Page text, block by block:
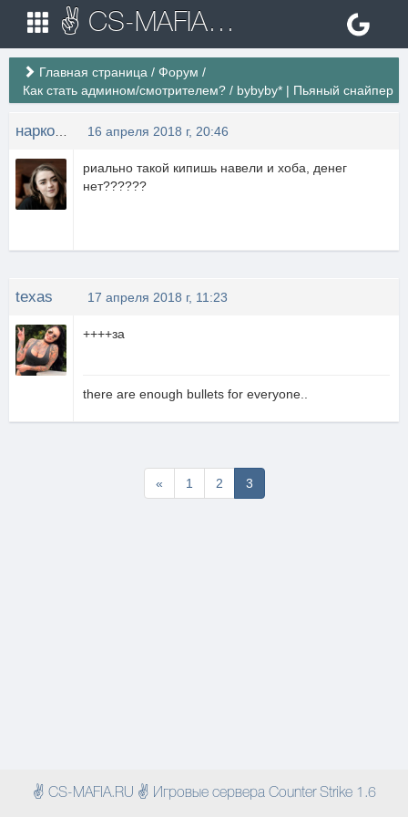
✌ CS-MAFIA.RU ✌ Игровые сервера Counter Strike 1.6
Главная страница / Форум /
Как стать админом/смотрителем? / bybyby* | Пьяный снайпер
16 апреля 2018 г, 20:46
риально такой кипишь навели и хоба, денег
нет??????
texas 17 апреля 2018 г, 11:23
++++за
there are enough bullets for everyone..
«Первая
1 2 3
✌ CS-MAFIA.RU ✌ Игровые сервера Counter Strike 1.6